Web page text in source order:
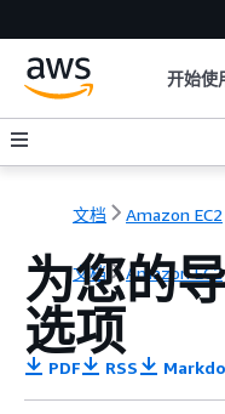
开始使
文档 Amazon EC2
文档 Amazon EC2
为您的
选项
PDF RSS